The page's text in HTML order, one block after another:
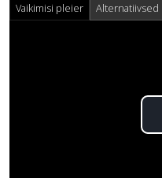
Vaikimisi pleier